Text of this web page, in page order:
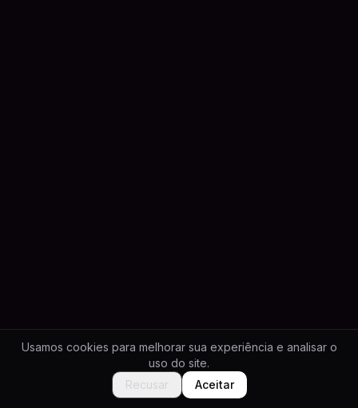
Usamos cookies para melhorar sua experiência e analisar o
uso do site.
Recusar
Aceitar